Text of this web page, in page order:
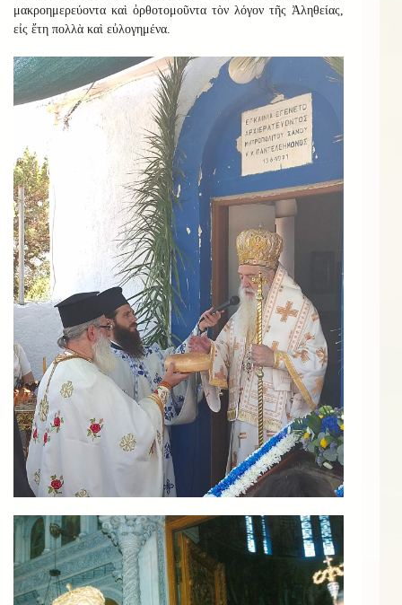
μακροημερεύοντα καὶ ὀρθοτομοῦντα τὸν λόγον τῆς Ἀληθείας,
εἰς ἔτη πολλὰ καὶ εὐλογημένα.